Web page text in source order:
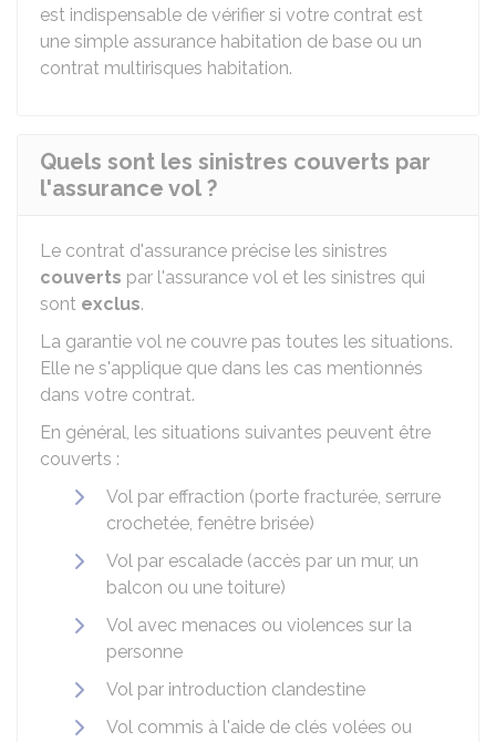
est indispensable de vérifier si votre contrat est
une simple assurance habitation de base ou un
contrat multirisques habitation.
Quels sont les sinistres couverts par
l'assurance vol ?
Le contrat d'assurance précise les sinistres
couverts par l'assurance vol et les sinistres qui
sont exclus.
La garantie vol ne couvre pas toutes les situations.
Elle ne s'applique que dans les cas mentionnés
dans votre contrat.
En général, les situations suivantes peuvent être
couverts :
Vol par effraction (porte fracturée, serrure
crochetée, fenêtre brisée)
Vol par escalade (accès par un mur, un
balcon ou une toiture)
Vol avec menaces ou violences sur la
personne
Vol par introduction clandestine
Vol commis à l'aide de clés volées ou